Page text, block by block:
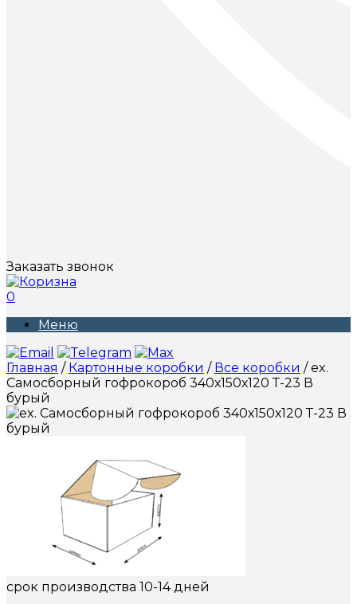
Заказать звонок
0
Меню
Главная / Картонные коробки / Все коробки / ex.
Самосборный гофрокороб 340х150х120 Т-23 В
бурый
срок производства 10-14 дней